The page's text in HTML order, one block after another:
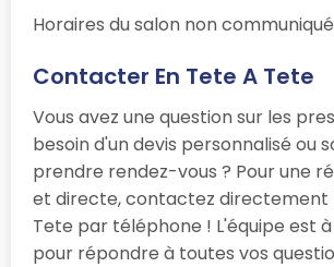
Horaires du salon non
Contacter En Tete A Tete
Vous avez une question sur les
besoin d'un devis personnalisé ou
prendre rendez-vous ? Pour une
et directe, contactez directement
Tete par téléphone ! L'équipe est
pour répondre à toutes vos